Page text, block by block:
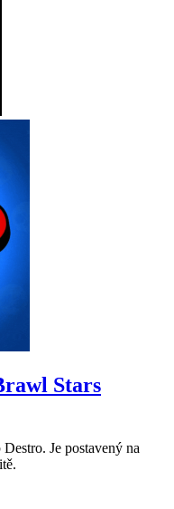
Stars
Je postavený na